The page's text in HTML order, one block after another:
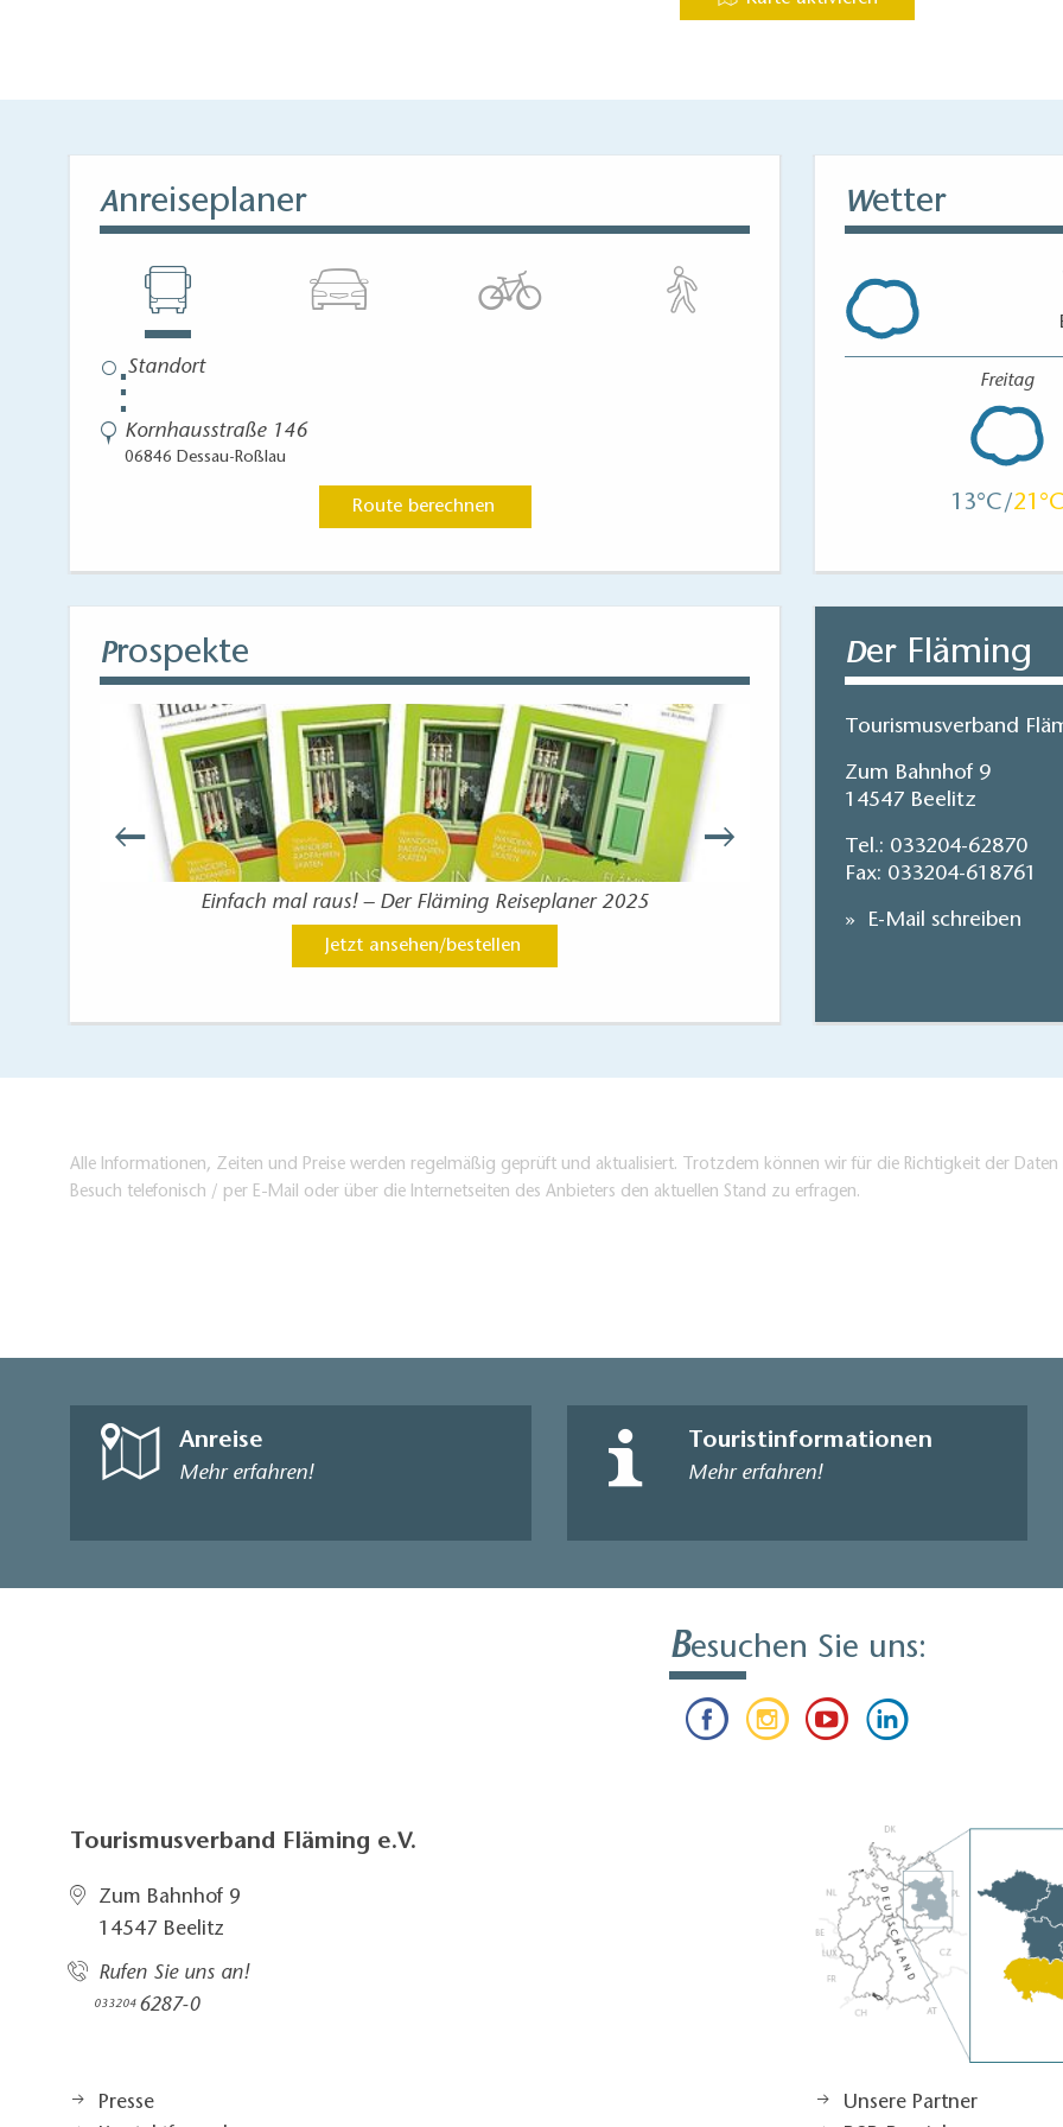
Anreiseplaner
⋮
Kornhausstraße 146
06846 Dessau-Roßlau
Route berechnen
Wetter
Freitag
13 21
Prospekte
Einfach mal raus! – Der Fläming Reiseplaner 2025
Jetzt ansehen/bestellen
Der Fläming
Tourismusverband
Zum Bahnhof 9
14547 Beelitz
Tel.: 033204-62870
Fax: 033204-618761
E-Mail schreiben
Alle Informationen, Zeiten und Preise werden regelmäßig geprüft und aktualisiert. Trotzdem können wir für die Richtigkeit der
Besuch telefonisch / per E-Mail oder über die Internetseiten des Anbieters den aktuellen Stand zu erfragen.
Anreise
Mehr erfahren!
Touristinformationen
Mehr erfahren!
Besuchen Sie uns:
Tourismusverband Fläming e.V.
Zum Bahnhof 9
14547 Beelitz
Rufen Sie uns an!
033204 6287-0
Presse
Unsere Partner